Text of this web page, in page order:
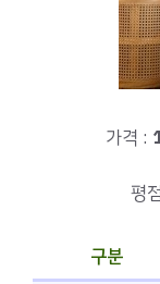
가격 :
평
구분